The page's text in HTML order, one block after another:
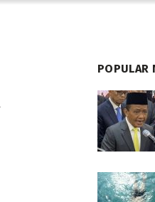
POPULAR